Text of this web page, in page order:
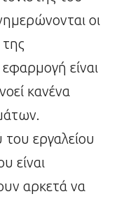
οι
της
είναι
κανένα
εργαλείου
είναι
αρκετά να